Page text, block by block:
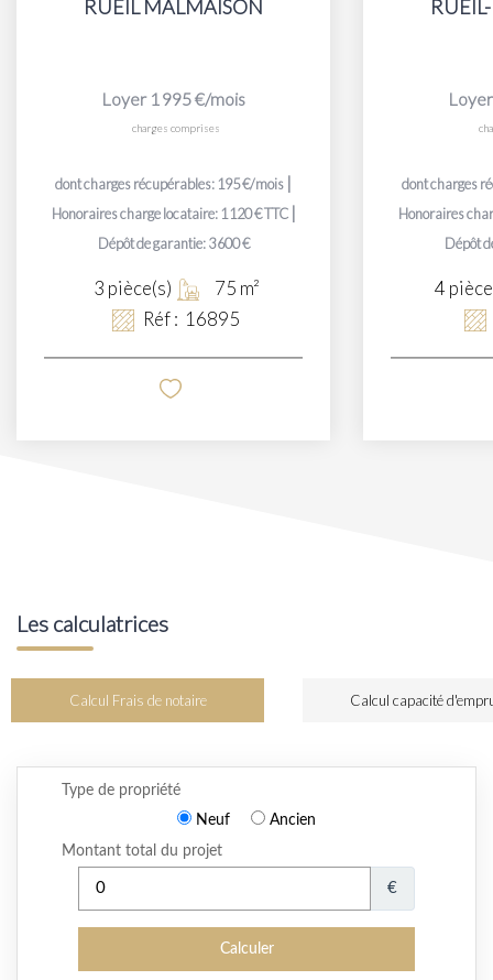
RUEIL MALMAISON
Loyer 1 995 €/mois
charges comprises
dont charges récupérables: 195 €/mois |
Honoraires charge locataire: 1 120 € TTC |
Dépôt de garantie: 3 600 €
3 pièce(s) 75 m²
Réf : 16895
dont charges
Honoraires
Dépôt
4
Les calculatrices
Calcul Frais de notaire Calcul capacité